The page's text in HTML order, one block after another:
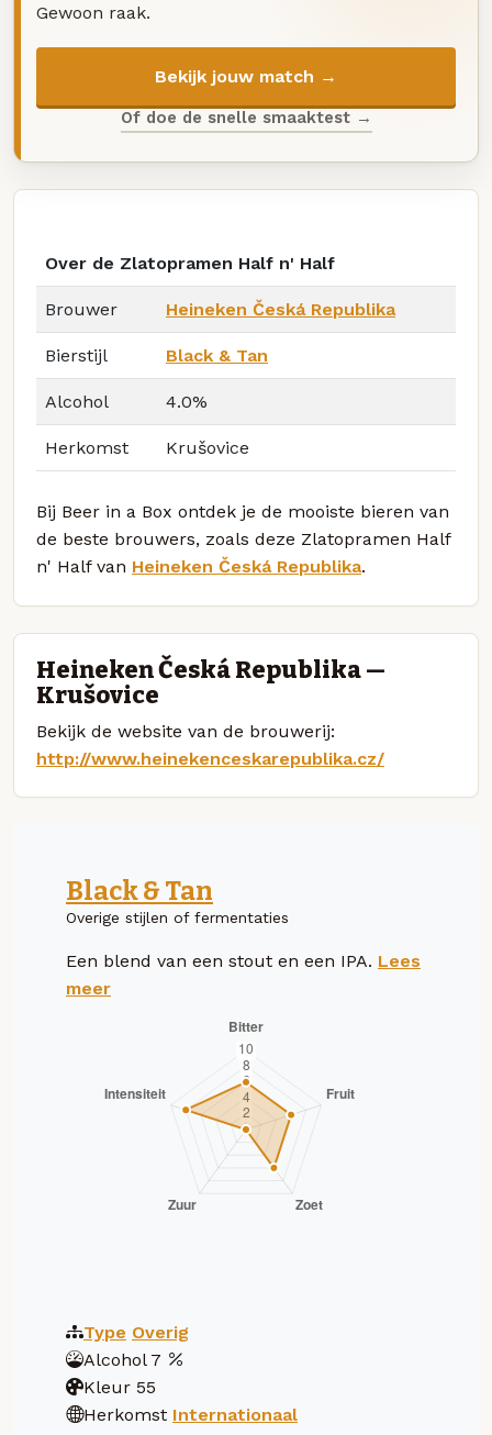
Gewoon raak.
Bekijk jouw match →
Of doe de snelle smaaktest →
Over de Zlatopramen Half n' Half
Brouwer Heineken Česká Republika
Bierstijl Black & Tan
Alcohol 4.0%
Herkomst Krušovice
Bij Beer in a Box ontdek je de mooiste bieren van
de beste brouwers, zoals deze Zlatopramen Half
n' Half van Heineken Česká Republika.
Heineken Česká Republika —
Krušovice
Bekijk de website van de brouwerij:
http://www.heinekenceskarepublika.cz/
Black & Tan
Overige stijlen of fermentaties
Een blend van een stout en een IPA. Lees
meer
Type Overig
Alcohol 7
Kleur 55
Herkomst Internationaal